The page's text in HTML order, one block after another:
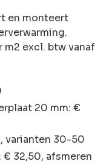
en monteert
excl. btw vanaf
20 mm: €
varianten 30-50
32,50, afsmeren